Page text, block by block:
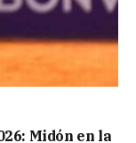
Midón en la